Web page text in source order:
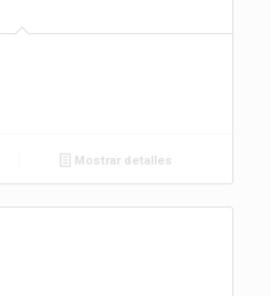
Mostrar detalles